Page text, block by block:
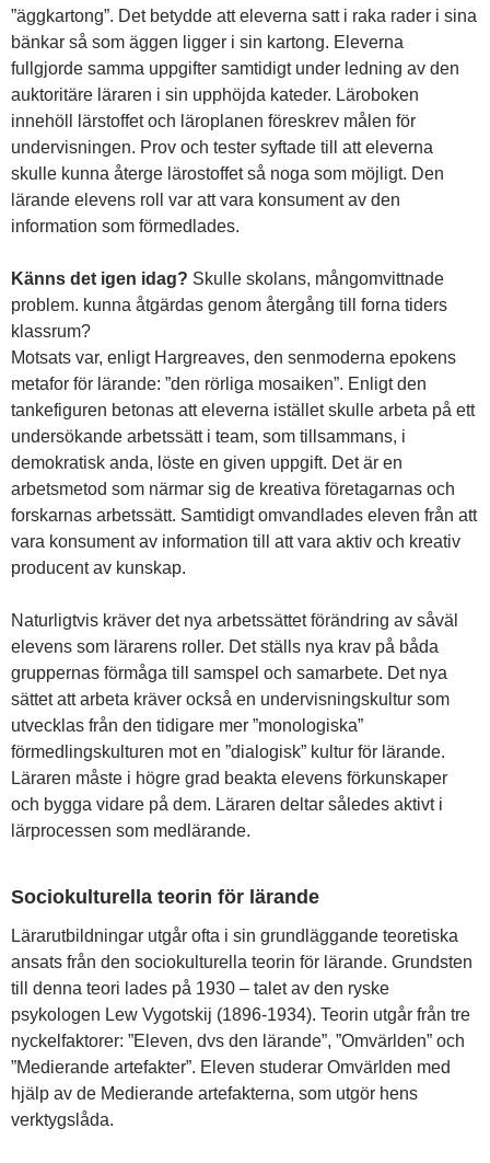
”äggkartong”. Det betydde att eleverna satt i raka rader i sina
bänkar så som äggen ligger i sin kartong. Eleverna
fullgjorde samma uppgifter samtidigt under ledning av den
auktoritäre läraren i sin upphöjda kateder. Läroboken
innehöll lärstoffet och läroplanen föreskrev målen för
undervisningen. Prov och tester syftade till att eleverna
skulle kunna återge lärostoffet så noga som möjligt. Den
lärande elevens roll var att vara konsument av den
information som förmedlades.
Känns det igen idag? Skulle skolans, mångomvittnade
problem. kunna åtgärdas genom återgång till forna tiders
klassrum?
Motsats var, enligt Hargreaves, den senmoderna epokens
metafor för lärande: ”den rörliga mosaiken”. Enligt den
tankefiguren betonas att eleverna istället skulle arbeta på ett
undersökande arbetssätt i team, som tillsammans, i
demokratisk anda, löste en given uppgift. Det är en
arbetsmetod som närmar sig de kreativa företagarnas och
forskarnas arbetssätt. Samtidigt omvandlades eleven från att
vara konsument av information till att vara aktiv och kreativ
producent av kunskap.
Naturligtvis kräver det nya arbetssättet förändring av såväl
elevens som lärarens roller. Det ställs nya krav på båda
gruppernas förmåga till samspel och samarbete. Det nya
sättet att arbeta kräver också en undervisningskultur som
utvecklas från den tidigare mer ”monologiska”
förmedlingskulturen mot en ”dialogisk” kultur för lärande.
Läraren måste i högre grad beakta elevens förkunskaper
och bygga vidare på dem. Läraren deltar således aktivt i
lärprocessen som medlärande.
Sociokulturella teorin för lärande
Lärarutbildningar utgår ofta i sin grundläggande teoretiska
ansats från den sociokulturella teorin för lärande. Grundsten
till denna teori lades på 1930 – talet av den ryske
psykologen Lew Vygotskij (1896-1934). Teorin utgår från tre
nyckelfaktorer: ”Eleven, dvs den lärande”, ”Omvärlden” och
”Medierande artefakter”. Eleven studerar Omvärlden med
hjälp av de Medierande artefakterna, som utgör hens
verktygslåda.